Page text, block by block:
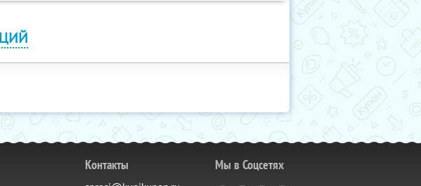
Контакты Мы в Соцсетях